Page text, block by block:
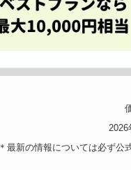
2026
＊最新の情報については必ず公